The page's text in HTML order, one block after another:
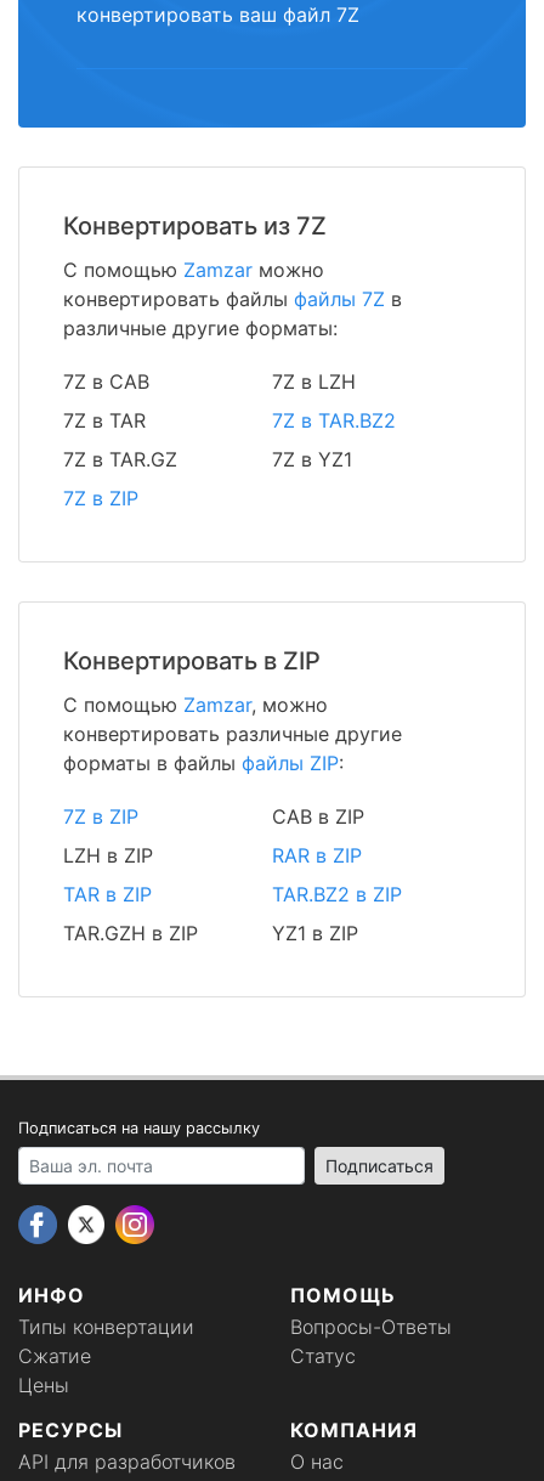
конвертировать ваш файл 7Z
Конвертировать из 7Z
С помощью Zamzar можно
конвертировать файлы файлы 7Z в
различные другие форматы:
7Z в CAB
7Z в LZH
7Z в TAR
7Z в TAR.BZ2
7Z в TAR.GZ
7Z в YZ1
7Z в ZIP
Конвертировать в ZIP
С помощью Zamzar, можно
конвертировать различные другие
форматы в файлы файлы ZIP:
7Z в ZIP
CAB в ZIP
LZH в ZIP
RAR в ZIP
TAR в ZIP
TAR.BZ2 в ZIP
TAR.GZH в ZIP
YZ1 в ZIP
ИНФО
Типы конвертации
Сжатие
Цены
ПОМОЩЬ
Вопросы-Ответы
Статус
РЕСУРСЫ
API для разработчиков
КОМПАНИЯ
О нас
Подписаться на нашу рассылку
Your email address Подписаться